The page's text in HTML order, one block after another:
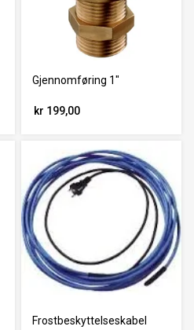
Gjennomføring 1"
kr 199,00
Frostbeskyttelseskabel